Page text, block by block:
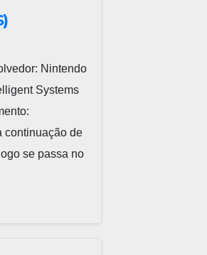
Nintendo
Systems
continuação de
se passa no